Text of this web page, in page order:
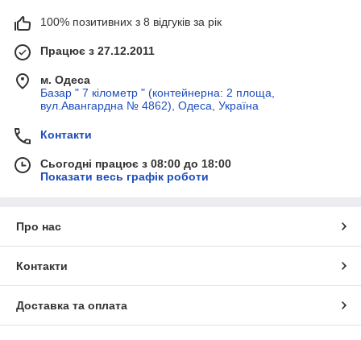
100% позитивних з 8 відгуків за рік
Працює з 27.12.2011
м. Одеса
Базар " 7 кілометр " (контейнерна: 2 площа,
вул.Авангардна № 4862), Одеса, Україна
Контакти
Сьогодні працює з 08:00 до 18:00
Показати весь графік роботи
Про нас
Контакти
Доставка та оплата